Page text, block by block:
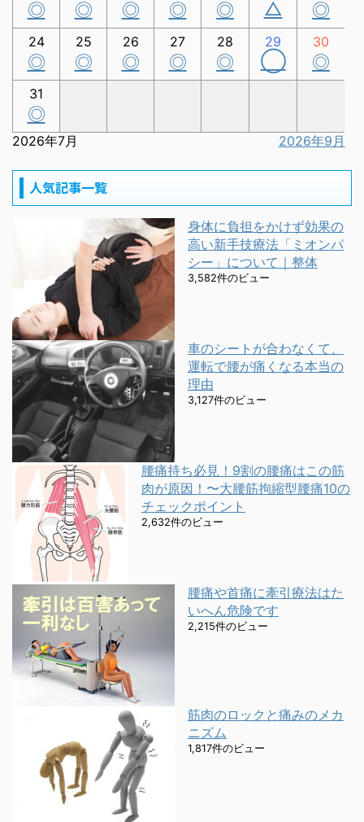
◎ ◎ ◎ ◎ ◎ △ ◎
24
◎
25
◎
26
◎
27
◎
28
◎
29
◯
30
◎
31
◎
2026年7月 2026年9月
人気記事一覧
身体に負担をかけず効果の
高い新手技療法「ミオンパ
シー」について｜整体
3,582件のビュー
車のシートが合わなくて、
運転で腰が痛くなる本当の
理由
3,127件のビュー
腰痛持ち必見！9割の腰痛はこの筋
肉が原因！〜大腰筋拘縮型腰痛10の
チェックポイント
2,632件のビュー
腰痛や首痛に牽引療法はた
いへん危険です
2,215件のビュー
筋肉のロックと痛みのメカ
ニズム
1,817件のビュー